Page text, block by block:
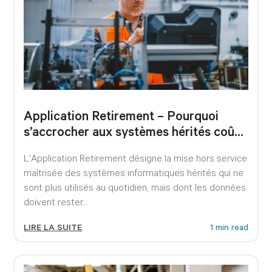
Application Retirement – Pourquoi
s’accrocher aux systèmes hérités coûte
L'Application Retirement désigne la mise hors service
maîtrisée des systèmes informatiques hérités qui ne
sont plus utilisés au quotidien, mais dont les données
doivent rester...
LIRE LA SUITE 1 min read